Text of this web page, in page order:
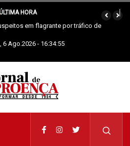
HORA
vai celebrar Padroeira
6 Ago.2026 - 16:34:56